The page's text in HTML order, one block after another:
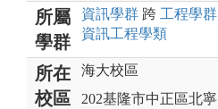
所屬
學群
資訊學群 跨 工程學群
資訊工程學類
所在
校區
海大校區
202基隆市中正區北寧